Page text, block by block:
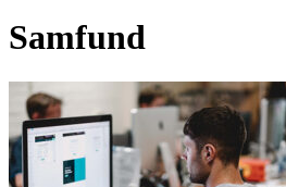
Samfund